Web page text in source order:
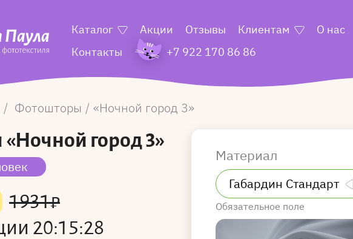
Каталог Акции Отзывы Клиентам
О нас
Контакты
+7 922 170 86 86
Фотошторы Ночной город 3
«Ночной город 3»
1931₽
20:15:27
Материал
Обязательное поле